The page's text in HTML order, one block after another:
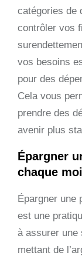
catégories de
contrôler vos
vos besoins
pour des
Cela vous
prendre des
avenir plus
Épargner
chaque
Épargner une
est une
à assurer une
mettant de